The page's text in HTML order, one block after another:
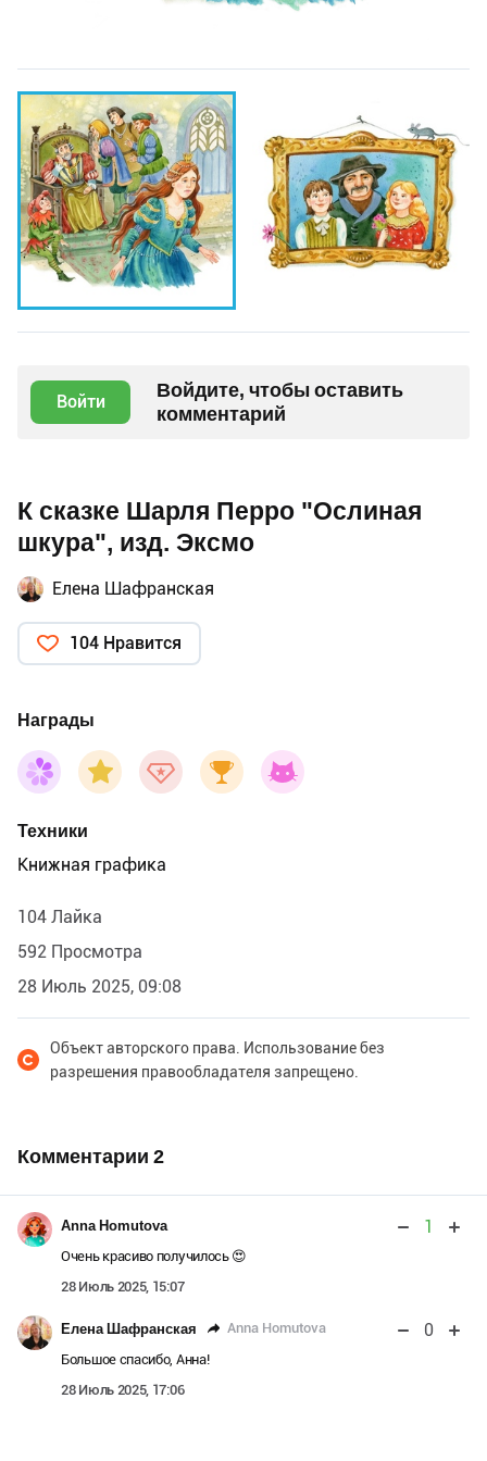
Войти
Войдите, чтобы оставить
комментарий
К сказке Шарля Перро "Ослиная
шкура", изд. Эксмо
Елена Шафранская
104 Нравится
Награды
Техники
Книжная графика
104 Лайка
592 Просмотра
28 Июль 2025, 09:08
Объект авторского права. Использование без
разрешения правообладателя запрещено.
Комментарии 2
Anna Homutova 1
Очень красиво получилось 😍
28 Июль 2025, 15:07
Елена Шафранская Anna Homutova 0
Большое спасибо, Анна!
28 Июль 2025, 17:06